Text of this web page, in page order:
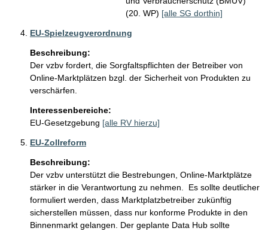
(20. WP) [alle SG dorthin]
EU-Spielzeugverordnung
Beschreibung:
Der vzbv fordert, die Sorgfaltspflichten der Betreiber von
Online-Marktplätzen bzgl. der Sicherheit von Produkten zu
verschärfen.
Interessenbereiche:
EU-Gesetzgebung [alle RV hierzu]
EU-Zollreform
Beschreibung:
Der vzbv unterstützt die Bestrebungen, Online-Marktplätze
stärker in die Verantwortung zu nehmen.  Es sollte deutlicher
formuliert werden, dass Marktplatzbetreiber zukünftig
sicherstellen müssen, dass nur konforme Produkte in den
Binnenmarkt gelangen. Der geplante Data Hub sollte